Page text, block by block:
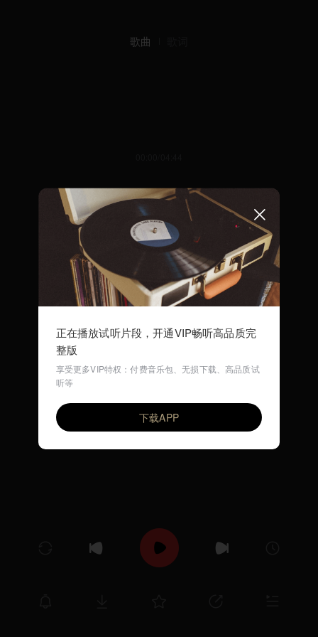
歌曲
VIP 赵鹏
正在播放试听片段，开通VIP畅听高品质完
整版
享受更多VIP特权：付费音乐包、无损下载、高品质试
听等
下载APP
